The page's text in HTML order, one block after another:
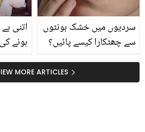
اتنی
ہونے
سحر
کے لتے
سردیوں میں خشک ہونٹوں
سے چھٹکارا کیسے پائیں؟
گھریلو نسخے آزمائیں نرم و
ملائم اور گلابی ہونٹ پائیں
MORE ARTICLES